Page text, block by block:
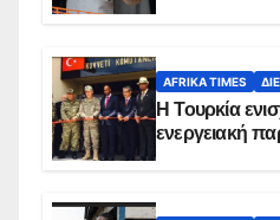
AFRIKA TIMES
Η Τουρκία
ενεργειακή